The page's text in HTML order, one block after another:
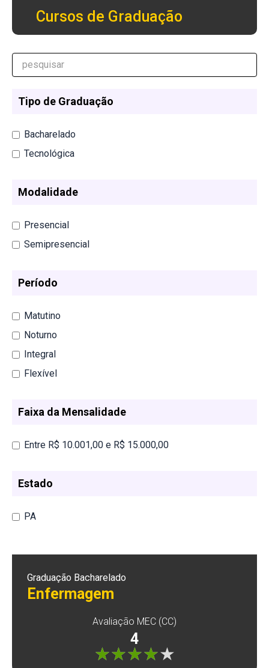
Cursos de Graduação
Tipo de Graduação
Bacharelado
Tecnológica
Modalidade
Presencial
Semipresencial
Período
Matutino
Noturno
Integral
Flexível
Faixa da Mensalidade
Entre R$ 10.001,00 e R$ 15.000,00
Estado
PA
Graduação Bacharelado
Enfermagem
Avaliação MEC (CC)
4